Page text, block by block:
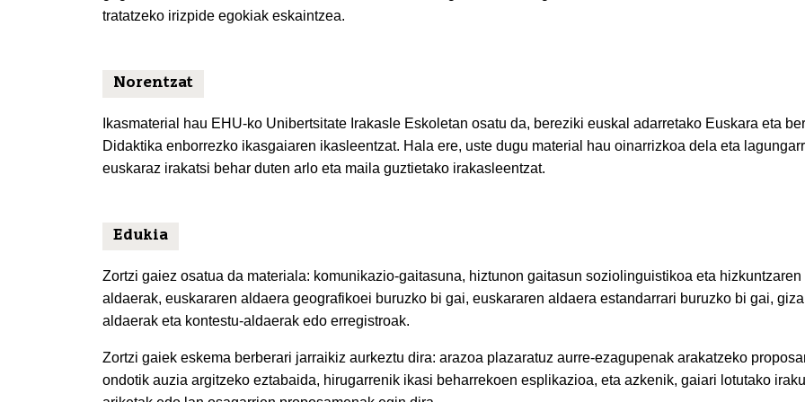
tratatzeko irizpide egokiak eskaintzea.
Norentzat
Ikasmaterial hau EHU-ko Unibertsitate Irakasle Eskoletan osatu da, bereziki euskal adarretako Euskara eta
Didaktika enborrezko ikasgaiaren ikasleentzat. Hala ere, uste dugu material hau oinarrizkoa dela eta
euskaraz irakatsi behar duten arlo eta maila guztietako irakasleentzat.
Edukia
Zortzi gaiez osatua da materiala: komunikazio-gaitasuna, hiztunon gaitasun soziolinguistikoa eta hizkuntzaren
aldaerak, euskararen aldaera geografikoei buruzko bi gai, euskararen aldaera estandarrari buruzko bi gai,
aldaerak eta kontestu-aldaerak edo erregistroak.
Zortzi gaiek eskema berberari jarraikiz aurkeztu dira: arazoa plazaratuz aurre-ezagupenak arakatzeko
ondotik auzia argitzeko eztabaida, hirugarrenik ikasi beharrekoen esplikazioa, eta azkenik, gaiari lotutako